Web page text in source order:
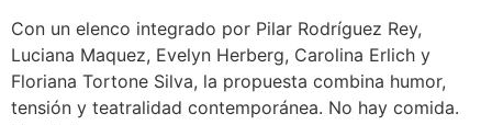
Con un elenco integrado por Pilar Rodríguez Rey,
Luciana Maquez, Evelyn Herberg, Carolina Erlich y
Floriana Tortone Silva, la propuesta combina humor,
tensión y teatralidad contemporánea. No hay comida.